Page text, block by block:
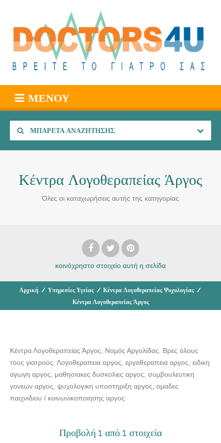
ΜΕΝΟΎ
ΜΠΑΡΈΤΑ ΑΝΑΖΉΤΗΣΗΣ
Κέντρα Λογοθεραπείας Άργος
Όλες οι καταχωρήσεις αυτής της κατηγορίας
κοινόχρηστο στοιχείο αυτή η σελίδα
Αρχική / Υπηρεσίες Υγείας / Κέντρα Λογοθεραπείας Ψυχολογίας /
Κέντρα Λογοθεραπείας Άργος
Κέντρα Λογοθεραπείας Άργος, Νομός Αργολίδας. Βρες όλους
τους γιατρούς. Λογοθεραπεια αργος, εργοθεραπεια αργος, ειδικη
αγωγη αργος, μαθησιακες δυσκολιες αργος, συμβουλευτικη
γονεων αργος, ψυχολογικη υποστηριξη αργος, ομαδες
παιχνιδιου / κοινωνικοποιησης αργος
Προβολή 1 από 1 στοιχεία